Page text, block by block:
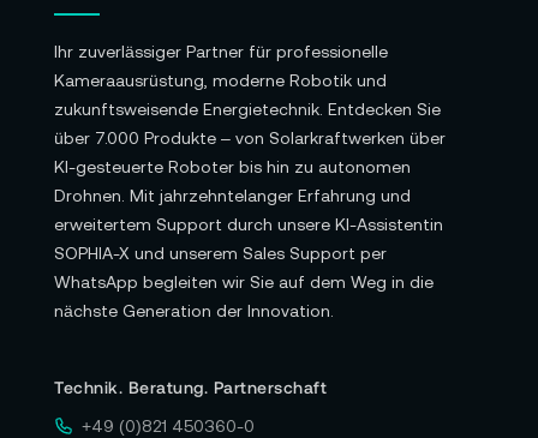
Ihr zuverlässiger Partner für professionelle
Kameraausrüstung, moderne Robotik und
zukunftsweisende Energietechnik. Entdecken Sie
über 7.000 Produkte – von Solarkraftwerken über
KI-gesteuerte Roboter bis hin zu autonomen
Drohnen. Mit jahrzehntelanger Erfahrung und
erweitertem Support durch unsere KI-Assistentin
SOPHIA-X und unserem Sales Support per
WhatsApp begleiten wir Sie auf dem Weg in die
nächste Generation der Innovation.
Technik. Beratung. Partnerschaft
+49 (0)821 450360-0